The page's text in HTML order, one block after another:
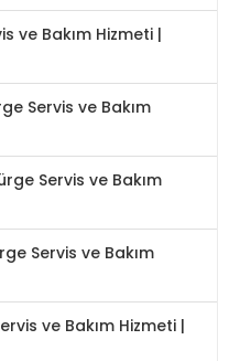
ve Bakım Hizmeti |
Servis ve Bakım
Servis ve Bakım
Servis ve Bakım
ve Bakım Hizmeti |